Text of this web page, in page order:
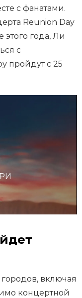
с фанатами.
Reunion Day
этого года, Ли
с
пройдут с 25
включая
концертной